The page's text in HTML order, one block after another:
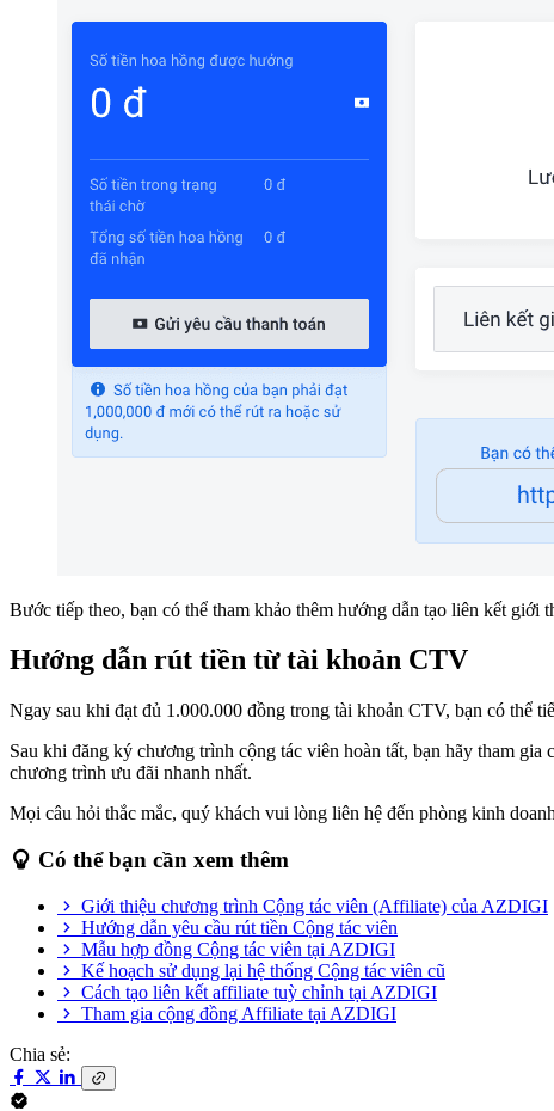
Bước tiếp theo, bạn có thể tham khảo thêm hướng dẫn tạo liên kết
Hướng dẫn rút tiền từ tài khoản CTV
Ngay sau khi đạt đủ 1.000.000 đồng trong tài khoản CTV, bạn có thể
Sau khi đăng ký chương trình cộng tác viên hoàn tất, bạn hãy tham
chương trình ưu đãi nhanh nhất.
Mọi câu hỏi thắc mắc, quý khách vui lòng liên hệ đến phòng kinh
Có thể bạn cần xem thêm
Giới thiệu chương trình Cộng tác viên (Affiliate) của AZDIGI
Hướng dẫn yêu cầu rút tiền Cộng tác viên
Mẫu hợp đồng Cộng tác viên tại AZDIGI
Kế hoạch sử dụng lại hệ thống Cộng tác viên cũ
Cách tạo liên kết affiliate tuỳ chỉnh tại AZDIGI
Tham gia cộng đồng Affiliate tại AZDIGI
Chia sẻ: